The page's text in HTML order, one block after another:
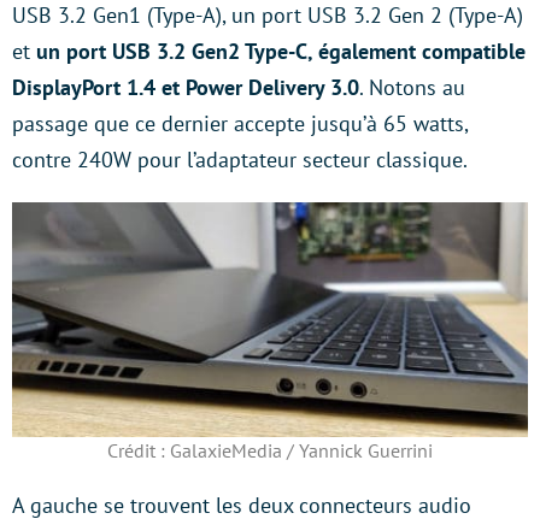
USB 3.2 Gen1 (Type-A), un port USB 3.2 Gen 2 (Type-A)
et un port USB 3.2 Gen2 Type-C, également compatible
DisplayPort 1.4 et Power Delivery 3.0. Notons au
passage que ce dernier accepte jusqu’à 65 watts,
contre 240W pour l’adaptateur secteur classique.
Crédit : GalaxieMedia / Yannick Guerrini
A gauche se trouvent les deux connecteurs audio